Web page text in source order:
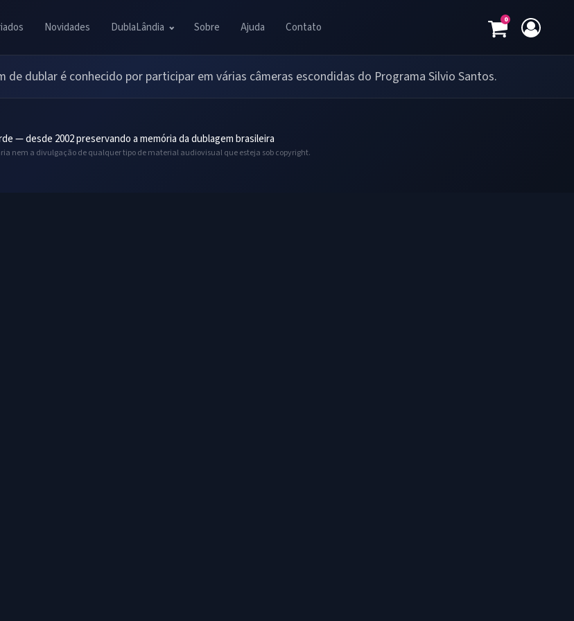
Novidades DublaLândia Sobre Ajuda Contato
0
dublar é conhecido por participar em várias câmeras escondidas do Programa Silvio Santos.
— desde 2002 preservando a memória da dublagem brasileira
nem a divulgação de qualquer tipo de material audiovisual que esteja sob copyright.